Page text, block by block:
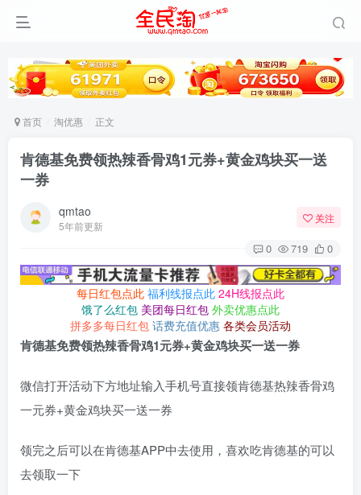
首页 淘优惠 正文
肯德基免费领热辣香骨鸡1元券+黄金鸡块买一送
一券
qmtao
5年前更新
关注
0 719 0
每日红包点此 福利线报点此 24H线报点此
饿了么红包 美团每日红包 外卖优惠点此
拼多多每日红包 话费充值优惠 各类会员活动
肯德基免费领热辣香骨鸡1元券+黄金鸡块买一送一券
微信打开活动下方地址输入手机号直接领肯德基热辣香骨鸡
一元券+黄金鸡块买一送一券
领完之后可以在肯德基APP中去使用，喜欢吃肯德基的可以
去领取一下